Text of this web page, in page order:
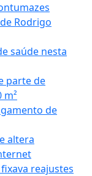
Rodrigo
saúde nesta
parte de
de
altera
reajustes